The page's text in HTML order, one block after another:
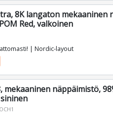
8K langaton mekaaninen
Red, valkoinen
| Nordic-layout
mekaaninen näppäimistö,